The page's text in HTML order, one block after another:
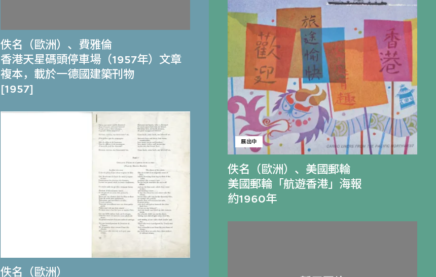
佚名（歐洲） 、 費雅倫
香港天星碼頭停車場（1957年）文章
複本，載於一德國建築刊物
[1957]
佚名（歐洲）
佚名（歐洲） 、 美國郵輪
展出中
美國郵輪「航遊香港」海報
約1960年